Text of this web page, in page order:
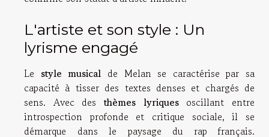
L'artiste et son style : Un
lyrisme engagé
Le style musical de Melan se caractérise par sa
capacité à tisser des textes denses et chargés de
sens. Avec desthèmes lyriquesoscillant entre
introspection profonde et critique sociale, il se
démarque dans le paysage du rap français.